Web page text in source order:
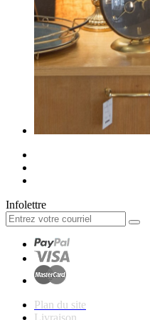
Infolettre
Plan du site
Livraison